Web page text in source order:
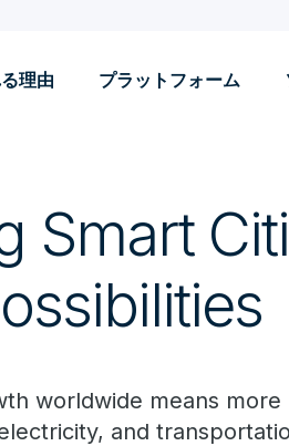
理由 プラットフォーム
Smart
worldwide means more
and